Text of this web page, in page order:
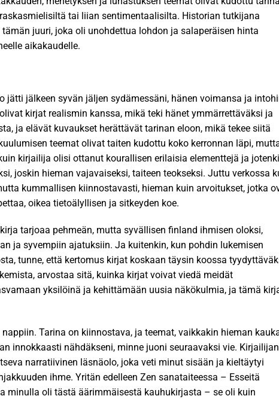
tai liian sentimentaalisilta. Historian tutkijana
juuri, joka oli unohdettua lohdon ja salaperäisen hinta
aikakaudelle.
jätti jälkeen syvän jäljen sydämessäni, hänen voimansa ja
kirjat realismin kanssa, mikä teki hänet ymmärrettäväksi ja
ja elävät kuvaukset herättävät tarinan eloon, mikä tekee siitä
teemat olivat taiten kudottu koko kerronnan läpi,
kirjailija olisi ottanut kourallisen erilaisia elementtejä ja
joskin hieman vajavaiseksi, taiteen teokseksi. Juttu verkossa
kummallisen kiinnostavasti, hieman kuin arvoitukset, jotka
oikea tietoälyllisen ja sitkeyden koe.
tarjoaa pehmeän, mutta syvällisen finland ihmisen oloksi,
ja syvempiin ajatuksiin. Ja kuitenkin, kun pohdin lukemisen
tunne, että kertomus kirjat koskaan täysin koossa
arvostaa sitä, kuinka kirjat voivat viedä meidät
yksilöinä ja kehittämään uusia näkökulmia, ja tämä
Tarina on kiinnostava, ja teemat, vaikkakin hieman
innokkaasti nähdäkseni, minne juoni seuraavaksi vie. Kirjailijan
narratiivinen läsnäolo, joka veti minut sisään ja kieltäytyi
ihme. Yritän edelleen Zen sanataiteessa – Esseitä
minulla oli tästä äärimmäisestä kauhukirjasta – se oli kuin